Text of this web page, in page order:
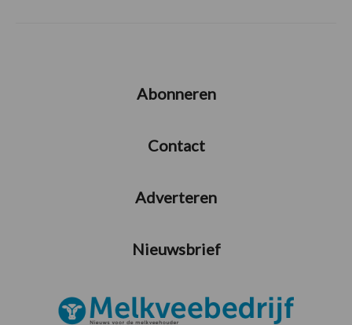
Abonneren
Contact
Adverteren
Nieuwsbrief